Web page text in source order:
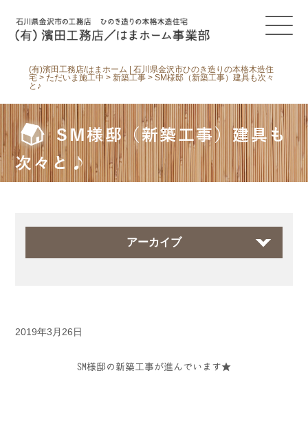
(有)濱田工務店/はまホーム | 石川県金沢市ひのき造りの本格木造住
宅 >ただいま施工中 > 新築工事 >SM様邸（新築工事）建具も次々
と♪
SM様邸（新築工事）建具も
次々と♪
アーカイブ
2019年3月26日
SM様邸の新築工事が進んでいます★